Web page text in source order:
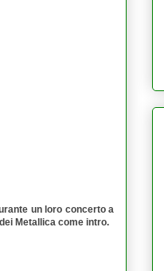
un loro concerto a
Metallica come intro.